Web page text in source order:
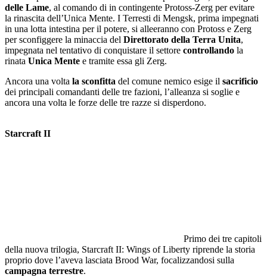
delle Lame, al comando di in contingente Protoss-Zerg per evitare
la rinascita dell’Unica Mente. I Terresti di Mengsk, prima impegnati
in una lotta intestina per il potere, si alleeranno con Protoss e Zerg
per sconfiggere la minaccia del Direttorato della Terra Unita,
impegnata nel tentativo di conquistare il settore controllando la
rinata Unica Mente e tramite essa gli Zerg.
Ancora una volta la sconfitta del comune nemico esige il sacrificio
dei principali comandanti delle tre fazioni, l’alleanza si soglie e
ancora una volta le forze delle tre razze si disperdono.
Starcraft II
Primo dei tre capitoli
della nuova trilogia, Starcraft II: Wings of Liberty riprende la storia
proprio dove l’aveva lasciata Brood War, focalizzandosi sulla
campagna terrestre.